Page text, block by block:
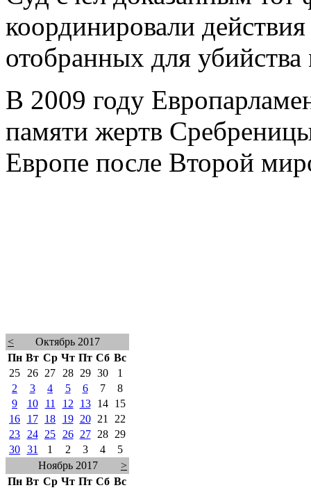
координировали
отобранных для
В 2009 году
памяти жертв
Европе после Второй
<
Октябрь 2017
Пн Вт Ср Чт Пт Сб Вс
25
26 27 28 29 30
1
2
3 4 5 6 7
8
9
10 11 12 13 14
15
16
17 18 19 20 21
22
23
24 25 26 27 28
29
30 31 1 2 3 4
5
Ноябрь 2017
>
Пн Вт Ср Чт Пт Сб Вс